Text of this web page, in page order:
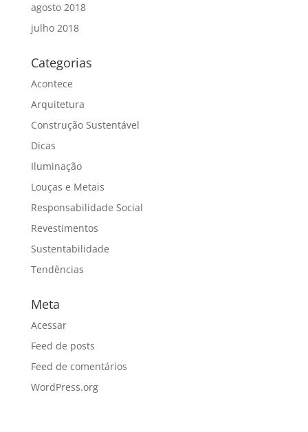
agosto 2018
julho 2018
Categorias
Acontece
Arquitetura
Construção Sustentável
Dicas
Iluminação
Louças e Metais
Responsabilidade Social
Revestimentos
Sustentabilidade
Tendências
Meta
Acessar
Feed de posts
Feed de comentários
WordPress.org